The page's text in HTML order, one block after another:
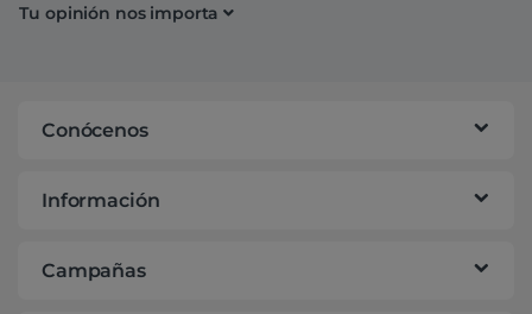
Tu opinión nos importa
Conócenos
Información
Campañas